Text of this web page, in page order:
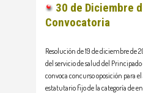
30 de Diciembre
Convocatoria
Resolución de 19 de diciembre de
del servicio de salud del Principado
convoca concurso oposición para el
estatutario fijo de la categoría de